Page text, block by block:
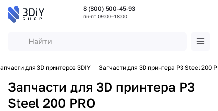
8 (800) 500-45-93
пн-пт 09:00—18:00
для 3D принтеров 3DIY Запчасти для 3D принтера P3 Steel 200
Запчасти для 3D принтера P3
Steel 200 PRO